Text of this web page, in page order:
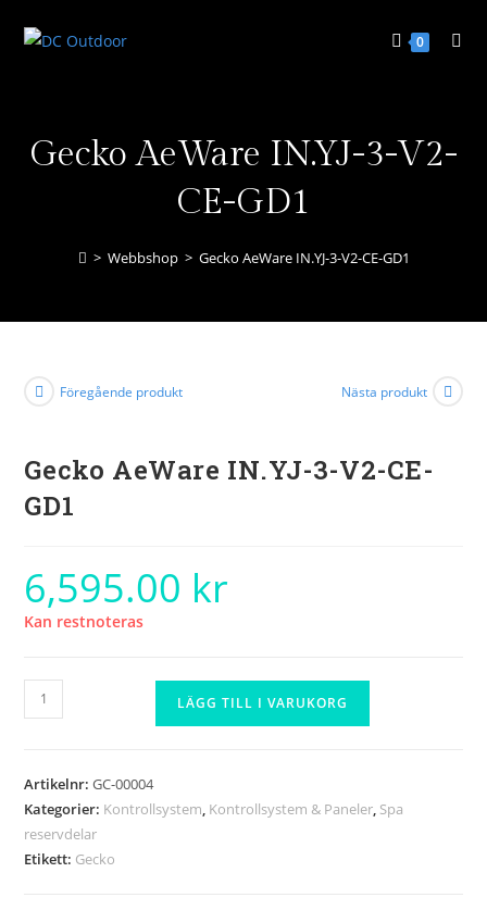
0
Gecko AeWare IN.YJ-3-V2-
CE-GD1
> Webbshop > Gecko AeWare IN.YJ-3-V2-CE-GD1
Föregående produkt Nästa produkt
Gecko AeWare IN.YJ-3-V2-CE-
GD1
6,595.00 kr
Kan restnoteras
LÄGG TILL I VARUKORG
Artikelnr:GC-00004
Kategorier: Kontrollsystem, Kontrollsystem & Paneler, Spa
reservdelar
Etikett: Gecko